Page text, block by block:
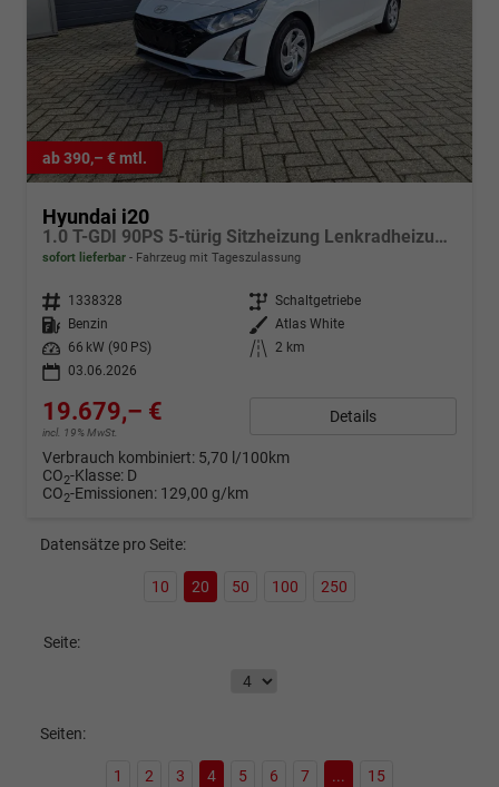
ab 390,– € mtl.
Hyundai i20
1.0 T-GDI 90PS 5-türig Sitzheizung Lenkradheizung Rückf.Kamera PDC Klima Apple CarPlay Android Auto Tempomat Touchscreen
sofort lieferbar Fahrzeug mit Tageszulassung
Fahrzeugnr. 1338328 Getriebe Schaltgetriebe
Kraftstoff
Benzin Außenfarbe Atlas White
Leistung
66 kW (90 PS) Kilometerstand
2 km
03.06.2026
19.679,– €
incl. 19% MwSt.
Details
Verbrauch kombiniert: 5,70 l/100km
CO2-Klasse: D
CO2-Emissionen: 129,00 g/km
Datensätze pro Seite:
10 20 50 100 250
Seite:
Seiten:
1 2 3 4 5 6 7 ... 15